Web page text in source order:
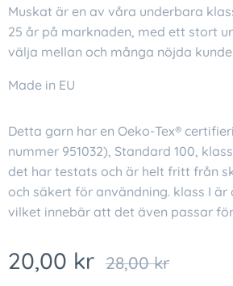
Muskat är en av våra underbara
25 år på marknaden, med ett stort
välja mellan och många nöjda
Made in EU
Detta garn har en Oeko-Tex®
nummer 951032), Standard 100,
det har testats och är helt fritt från
och säkert för användning. klass I är
vilket innebär att det även passar
20,00 kr 28,00kr